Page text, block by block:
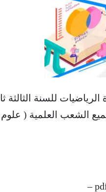
للسنة الثالثة
الشعب العلمية (